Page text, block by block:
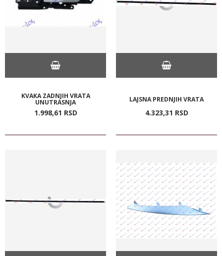
KVAKA ZADNJIH VRATA
UNUTRASNJA
1.998,61 RSD
LAJSNA PREDNJIH VRATA
4.323,31 RSD